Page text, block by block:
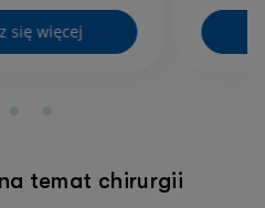
się więcej
temat chirurgii